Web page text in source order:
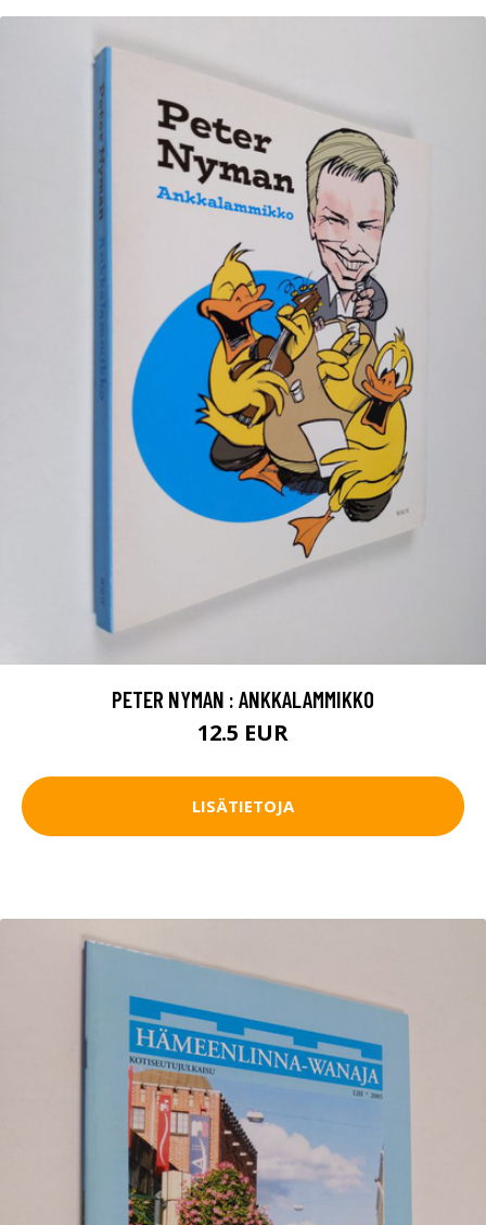
PETER NYMAN : ANKKALAMMIKKO
12.5 EUR
LISÄTIETOJA